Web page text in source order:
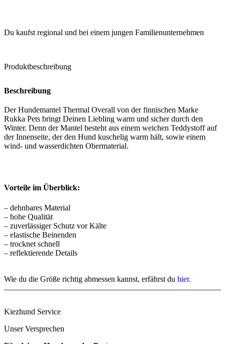
Du kaufst regional und bei einem jungen Familienunternehmen
Produktbeschreibung
Beschreibung
Der Hundemantel Thermal Overall von der finnischen Marke
Rukka Pets bringt Deinen Liebling warm und sicher durch den
Winter. Denn der Mantel besteht aus einem weichen Teddystoff auf
der Innenseite, der den Hund kuschelig warm hält, sowie einem
wind- und wasserdichten Obermaterial.
Vorteile im Überblick:
– dehnbares Material
– hohe Qualität
– zuverlässiger Schutz vor Kälte
– elastische Beinenden
– trocknet schnell
– reflektierende Details
Wie du die Größe richtig abmessen kannst, erfährst du hier.
Kiezhund Service
Unser Versprechen